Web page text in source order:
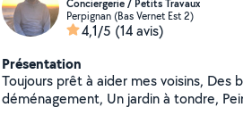
Conciergerie / Petits Travaux
Perpignan (Bas Vernet Est 2)
4,1/5 (14 avis)
Présentation
Toujours prêt à aider mes voisins, Des bras pour un
déménagement, Un jardin à tondre,